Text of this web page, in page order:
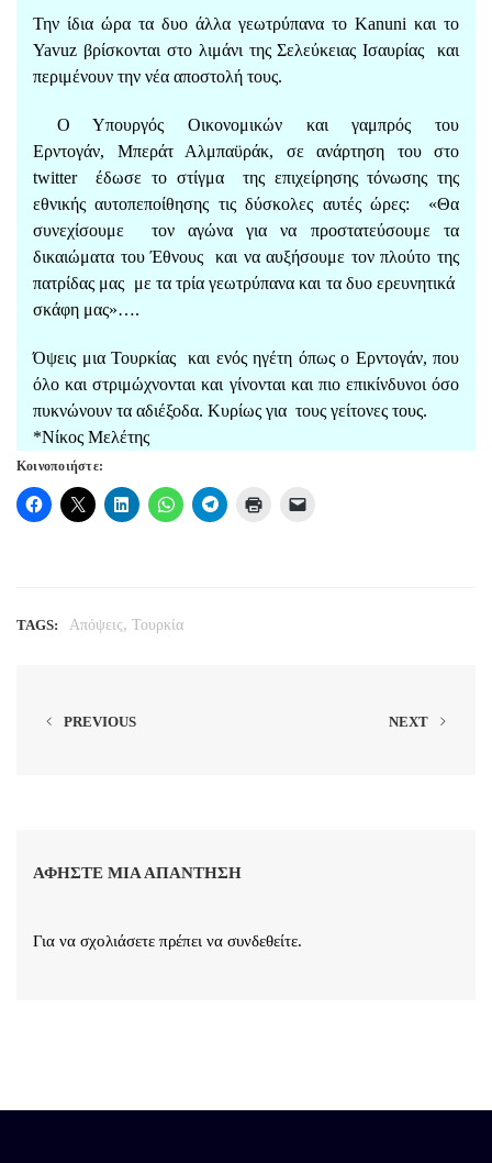
Την ίδια ώρα τα δυο άλλα γεωτρύπανα το Kanuni και το
Yavuz βρίσκονται στο λιμάνι της Σελεύκειας Ισαυρίας και
περιμένουν την νέα αποστολή τους.
Ο Υπουργός Οικονομικών και γαμπρός του
Ερντογάν, Μπεράτ Αλμπαϋράκ, σε ανάρτηση του στο
twitter έδωσε το στίγμα της επιχείρησης τόνωσης της
εθνικής αυτοπεποίθησης τις δύσκολες αυτές ώρες: «Θα
συνεχίσουμε τον αγώνα για να προστατεύσουμε τα
δικαιώματα του Έθνους και να αυξήσουμε τον πλούτο της
πατρίδας μας με τα τρία γεωτρύπανα και τα δυο ερευνητικά
σκάφη μας»….
Όψεις μια Τουρκίας και ενός ηγέτη όπως ο Ερντογάν, που
όλο και στριμώχνονται και γίνονται και πιο επικίνδυνοι όσο
πυκνώνουν τα αδιέξοδα. Κυρίως για τους γείτονες τους.
*Νίκος Μελέτης
Κοινοποιήστε:
TAGS: Απόψεις, Τουρκία
PREVIOUS NEXT
ΑΦΉΣΤΕ ΜΙΑ ΑΠΆΝΤΗΣΗ
Για να σχολιάσετε πρέπει να συνδεθείτε.